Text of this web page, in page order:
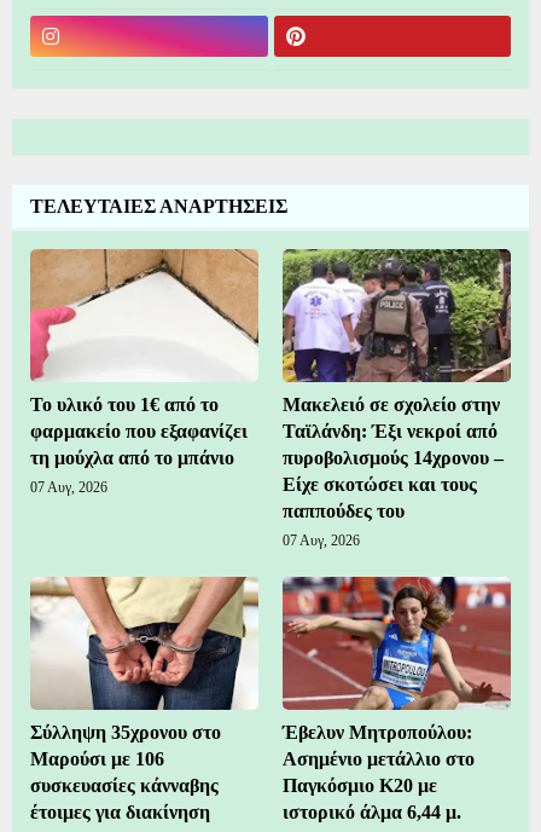
ΤΕΛΕΥΤΑΙΕΣ ΑΝΑΡΤΗΣΕΙΣ
Το υλικό του 1€ από το
φαρμακείο που εξαφανίζει
τη μούχλα από το μπάνιο
07 Αυγ, 2026
Μακελειό σε σχολείο στην
Ταϊλάνδη: Έξι νεκροί από
πυροβολισμούς 14χρονου –
Είχε σκοτώσει και τους
παππούδες του
07 Αυγ, 2026
Σύλληψη 35χρονου στο
Μαρούσι με 106
συσκευασίες κάνναβης
έτοιμες για διακίνηση
Έβελυν Μητροπούλου:
Ασημένιο μετάλλιο στο
Παγκόσμιο Κ20 με
ιστορικό άλμα 6,44 μ.